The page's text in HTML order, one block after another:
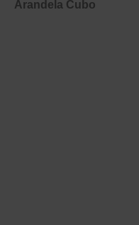
Arandela Cubo